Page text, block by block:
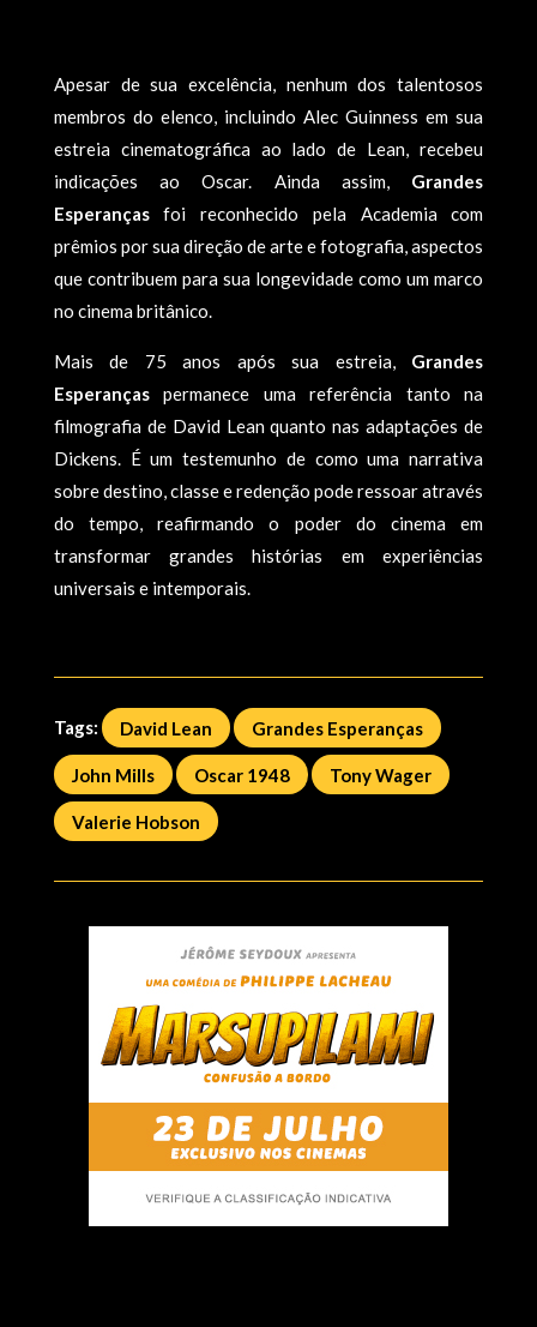
Apesar de sua excelência, nenhum dos talentosos
membros do elenco, incluindo Alec Guinness em sua
estreia cinematográfica ao lado de Lean, recebeu
indicações ao Oscar. Ainda assim, Grandes
Esperançasfoi reconhecido pela Academia com
prêmios por sua direção de arte e fotografia, aspectos
que contribuem para sua longevidade como um marco
no cinema britânico.
Mais de 75 anos após sua estreia, Grandes
Esperançaspermanece uma referência tanto na
filmografia de David Lean quanto nas adaptações de
Dickens. É um testemunho de como uma narrativa
sobre destino, classe e redenção pode ressoar através
do tempo, reafirmando o poder do cinema em
transformar grandes histórias em experiências
universais e intemporais.
Tags: David Lean Grandes Esperanças
John Mills Oscar 1948 Tony Wager
Valerie Hobson